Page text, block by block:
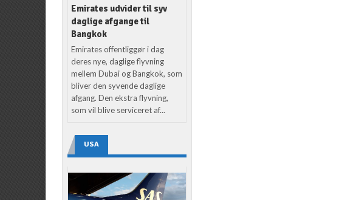
Emirates udvider til syv
daglige afgange til
Bangkok
Emirates offentliggør i dag
deres nye, daglige flyvning
mellem Dubai og Bangkok, som
bliver den syvende daglige
afgang. Den ekstra flyvning,
som vil blive serviceret af...
USA